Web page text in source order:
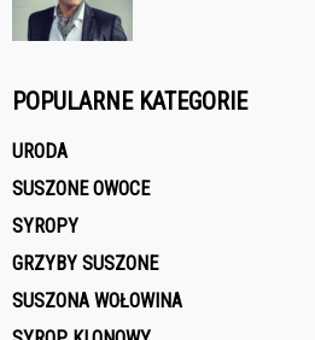
POPULARNE KATEGORIE
URODA
SUSZONE OWOCE
SYROPY
GRZYBY SUSZONE
SUSZONA WOŁOWINA